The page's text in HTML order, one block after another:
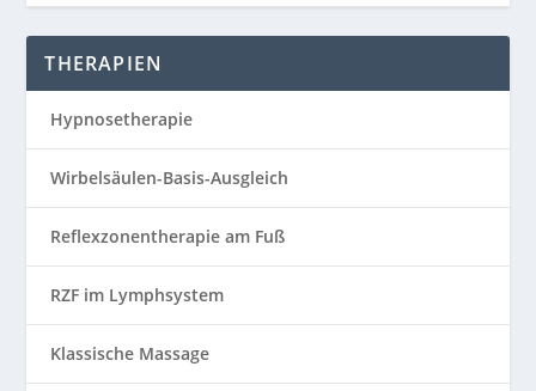
THERAPIEN
Hypnosetherapie
Wirbelsäulen-Basis-Ausgleich
Reflexzonentherapie am Fuß
RZF im Lymphsystem
Klassische Massage